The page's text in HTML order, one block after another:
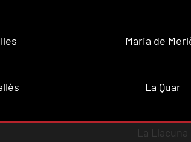
Maria de
La Quar
La Llacuna